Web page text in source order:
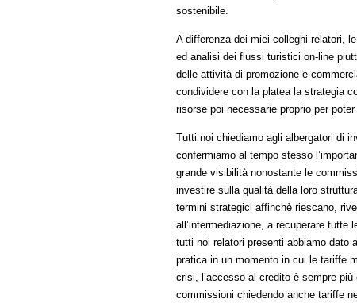
sostenibile.
A differenza dei miei colleghi relatori,
ed analisi dei flussi turistici on-line
delle attività di promozione e
condividere con la platea la strategia
risorse poi necessarie proprio per
Tutti noi chiediamo agli albergatori di
confermiamo al tempo stesso
grande visibilità nonostante le
investire sulla qualità della loro
termini strategici affinchè riescano,
all’intermediazione, a recuperare tutte
tutti noi relatori presenti abbiamo dato
pratica in un momento in cui le tariffe
crisi, l’accesso al credito è sempre
commissioni chiedendo anche tariffe